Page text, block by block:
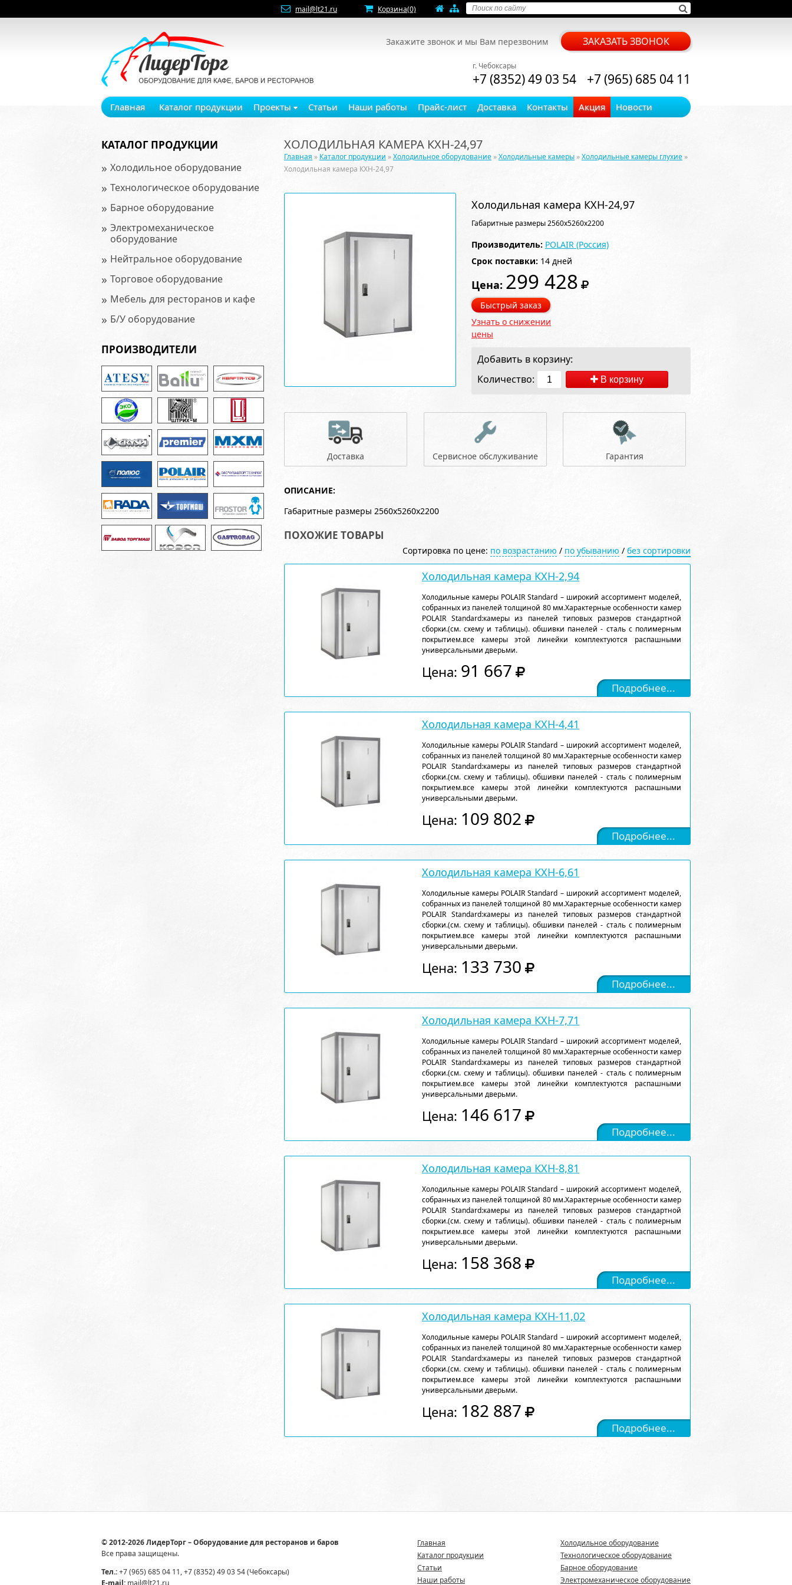
mail@lt21.ru Корзина(0)
Закажите звонок и мы Вам перезвоним ЗАКАЗАТЬ ЗВОНОК
г. Чебоксары
+7 (8352) 49 03 54 +7 (965) 685 04 11
Главная Каталог продукции Проекты Статьи Наши работы Прайс-лист Доставка Контакты Акция Новости
КАТАЛОГ ПРОДУКЦИИ
» Холодильное оборудование
» Технологическое оборудование
» Барное оборудование
» Электромеханическое
оборудование
» Нейтральное оборудование
» Торговое оборудование
» Мебель для ресторанов и кафе
» Б/У оборудование
ПРОИЗВОДИТЕЛИ
ХОЛОДИЛЬНАЯ КАМЕРА КХН-24,97
Главная » Каталог продукции »Холодильное оборудование »Холодильные камеры »Холодильные камеры глухие »
Холодильная камера КХН-24,97
Холодильная камера КХН-24,97
Габаритные размеры 2560x5260x2200
Производитель: POLAIR (Россия)
Срок поставки: 14 дней
Цена: 299 428
Быстрый заказ
Узнать о снижении
цены
Добавить в корзину:
Количество:
В корзину
Доставка Сервисное обслуживание Гарантия
ОПИСАНИЕ:
Габаритные размеры 2560x5260x2200
ПОХОЖИЕ ТОВАРЫ
Сортировка по цене: по возрастанию / по убыванию / без сортировки
Холодильная камера КХН-2,94
Холодильные камеры POLAIR Standard – широкий ассортимент моделей,
собранных из панелей толщиной 80 мм.Характерные особенности камер
POLAIR Standard:камеры из панелей типовых размеров стандартной
сборки.(см. схему и таблицы). обшивки панелей - сталь с полимерным
покрытием.все камеры этой линейки комплектуются распашными
универсальными дверьми.
Цена: 91 667
Подробнее...
Холодильная камера КХН-4,41
Холодильные камеры POLAIR Standard – широкий ассортимент моделей,
собранных из панелей толщиной 80 мм.Характерные особенности камер
POLAIR Standard:камеры из панелей типовых размеров стандартной
сборки.(см. схему и таблицы). обшивки панелей - сталь с полимерным
покрытием.все камеры этой линейки комплектуются распашными
универсальными дверьми.
Цена: 109 802
Подробнее...
Холодильная камера КХН-6,61
Холодильные камеры POLAIR Standard – широкий ассортимент моделей,
собранных из панелей толщиной 80 мм.Характерные особенности камер
POLAIR Standard:камеры из панелей типовых размеров стандартной
сборки.(см. схему и таблицы). обшивки панелей - сталь с полимерным
покрытием.все камеры этой линейки комплектуются распашными
универсальными дверьми.
Цена: 133 730
Подробнее...
Холодильная камера КХН-7,71
Холодильные камеры POLAIR Standard – широкий ассортимент моделей,
собранных из панелей толщиной 80 мм.Характерные особенности камер
POLAIR Standard:камеры из панелей типовых размеров стандартной
сборки.(см. схему и таблицы). обшивки панелей - сталь с полимерным
покрытием.все камеры этой линейки комплектуются распашными
универсальными дверьми.
Цена: 146 617
Подробнее...
Холодильная камера КХН-8,81
Холодильные камеры POLAIR Standard – широкий ассортимент моделей,
собранных из панелей толщиной 80 мм.Характерные особенности камер
POLAIR Standard:камеры из панелей типовых размеров стандартной
сборки.(см. схему и таблицы). обшивки панелей - сталь с полимерным
покрытием.все камеры этой линейки комплектуются распашными
универсальными дверьми.
Цена: 158 368
Подробнее...
Холодильная камера КХН-11,02
Холодильные камеры POLAIR Standard – широкий ассортимент моделей,
собранных из панелей толщиной 80 мм.Характерные особенности камер
POLAIR Standard:камеры из панелей типовых размеров стандартной
сборки.(см. схему и таблицы). обшивки панелей - сталь с полимерным
покрытием.все камеры этой линейки комплектуются распашными
универсальными дверьми.
Цена: 182 887
Подробнее...
© 2012-2026 ЛидерТорг – Оборудование для ресторанов и баров
Все права защищены.
Тел.:+7 (965) 685 04 11, +7 (8352) 49 03 54 (Чебоксары)
E-mail: mail@lt21.ru
Главная
Каталог продукции
Статьи
Наши работы
Холодильное оборудование
Технологическое оборудование
Барное оборудование
Электромеханическое оборудование